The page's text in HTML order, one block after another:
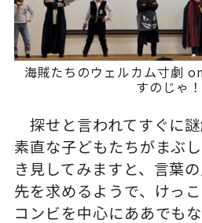
海賊たちのウェルカム寸劇
すのじゃ！
探せと言われてすぐに
素直な子どもたちがまぶ
き見してみますと、言葉
先を求めるようで、けっ
コンビを中心にああでも